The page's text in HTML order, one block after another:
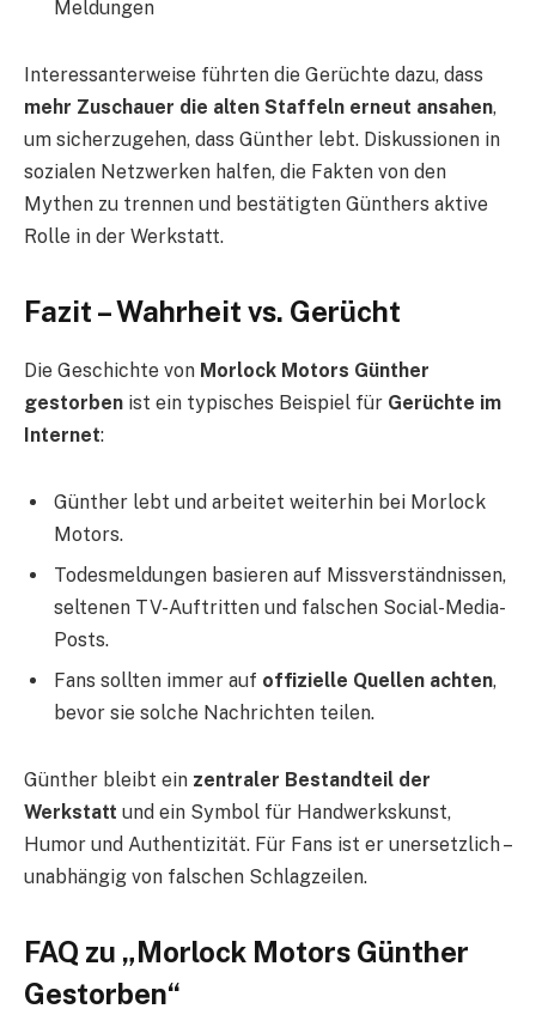
Meldungen
Interessanterweise führten die Gerüchte dazu, dass
mehr Zuschauer die alten Staffeln erneut ansahen,
um sicherzugehen, dass Günther lebt. Diskussionen in
sozialen Netzwerken halfen, die Fakten von den
Mythen zu trennen und bestätigten Günthers aktive
Rolle in der Werkstatt.
Fazit – Wahrheit vs. Gerücht
Die Geschichte von Morlock Motors Günther
gestorben ist ein typisches Beispiel für Gerüchte im
Internet:
Günther lebt und arbeitet weiterhin bei Morlock
Motors.
Todesmeldungen basieren auf Missverständnissen,
seltenen TV-Auftritten und falschen Social-Media-
Posts.
Fans sollten immer auf offizielle Quellen achten,
bevor sie solche Nachrichten teilen.
Günther bleibt ein zentraler Bestandteil der
Werkstatt und ein Symbol für Handwerkskunst,
Humor und Authentizität. Für Fans ist er unersetzlich –
unabhängig von falschen Schlagzeilen.
FAQ zu „Morlock Motors Günther
Gestorben“